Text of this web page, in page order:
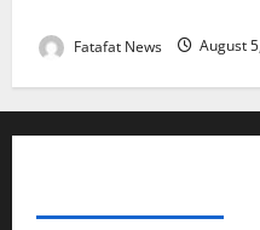
Fatafat News August